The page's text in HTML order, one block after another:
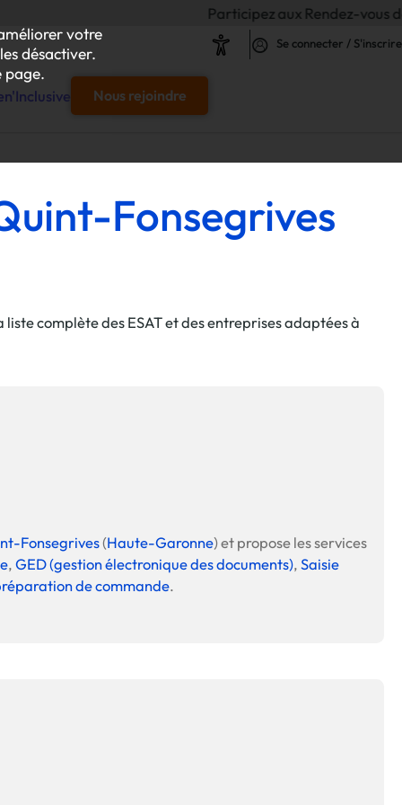
votre
désactiver.
page.
Participez aux Rendez-vous de
Se connecter / S'inscrire
responsables"
Nous rejoindre
Fonsegrives
complète des ESAT et des entreprises adaptées à
Fonsegrives(Haute-Garonne) et propose les services
,GED (gestion électronique des documents),Saisie
de commande.